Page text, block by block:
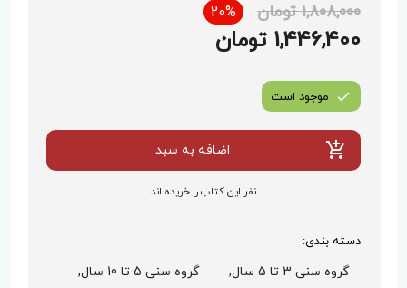
1,808,000 تومان 20%
1,446,400 تومان
موجود است
اضافه به سبد
نفر این کتاب را خریده اند
دسته بندی:
گروه سنی 3 تا 5 سال, گروه سنی 5 تا 10 سال,